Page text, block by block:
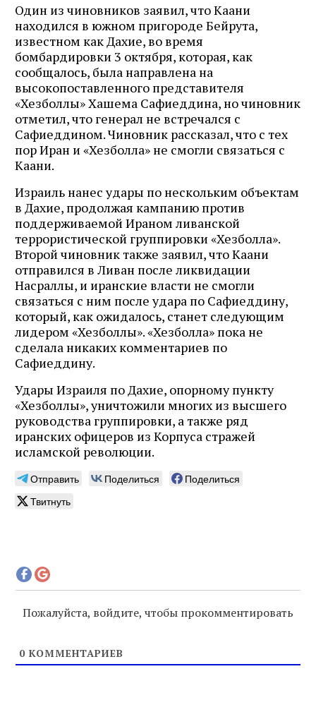
Один из чиновников заявил, что Каани
находился в южном пригороде Бейрута,
известном как Дахие, во время
бомбардировки 3 октября, которая, как
сообщалось, была направлена ​​на
высокопоставленного представителя
«Хезболлы» Хашема Сафиеддина, но чиновник
отметил, что генерал не встречался с
Сафиеддином. Чиновник рассказал, что с тех
пор Иран и «Хезболла» не смогли связаться с
Каани.
Израиль нанес удары по нескольким объектам
в Дахие, продолжая кампанию против
поддерживаемой Ираном ливанской
террористической группировки «Хезболла».
Второй чиновник также заявил, что Каани
отправился в Ливан после ликвидации
Насраллы, и иранские власти не смогли
связаться с ним после удара по Сафиеддину,
который, как ожидалось, станет следующим
лидером «Хезболлы». «Хезболла» пока не
сделала никаких комментариев по
Сафиеддину.
Удары Израиля по Дахие, опорному пункту
«Хезболлы», уничтожили многих из высшего
руководства группировки, а также ряд
иранских офицеров из Корпуса стражей
исламской революции.
Отправить Поделиться
Поделиться
Твитнуть
Пожалуйста, войдите, чтобы прокомментировать
0 КОММЕНТАРИЕВ